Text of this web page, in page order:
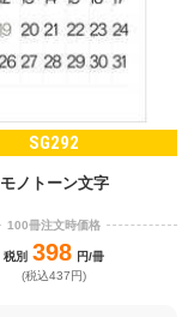
SG292
モノトーン文字
100冊注文時価格
税別 398 円/冊
(税込437円)